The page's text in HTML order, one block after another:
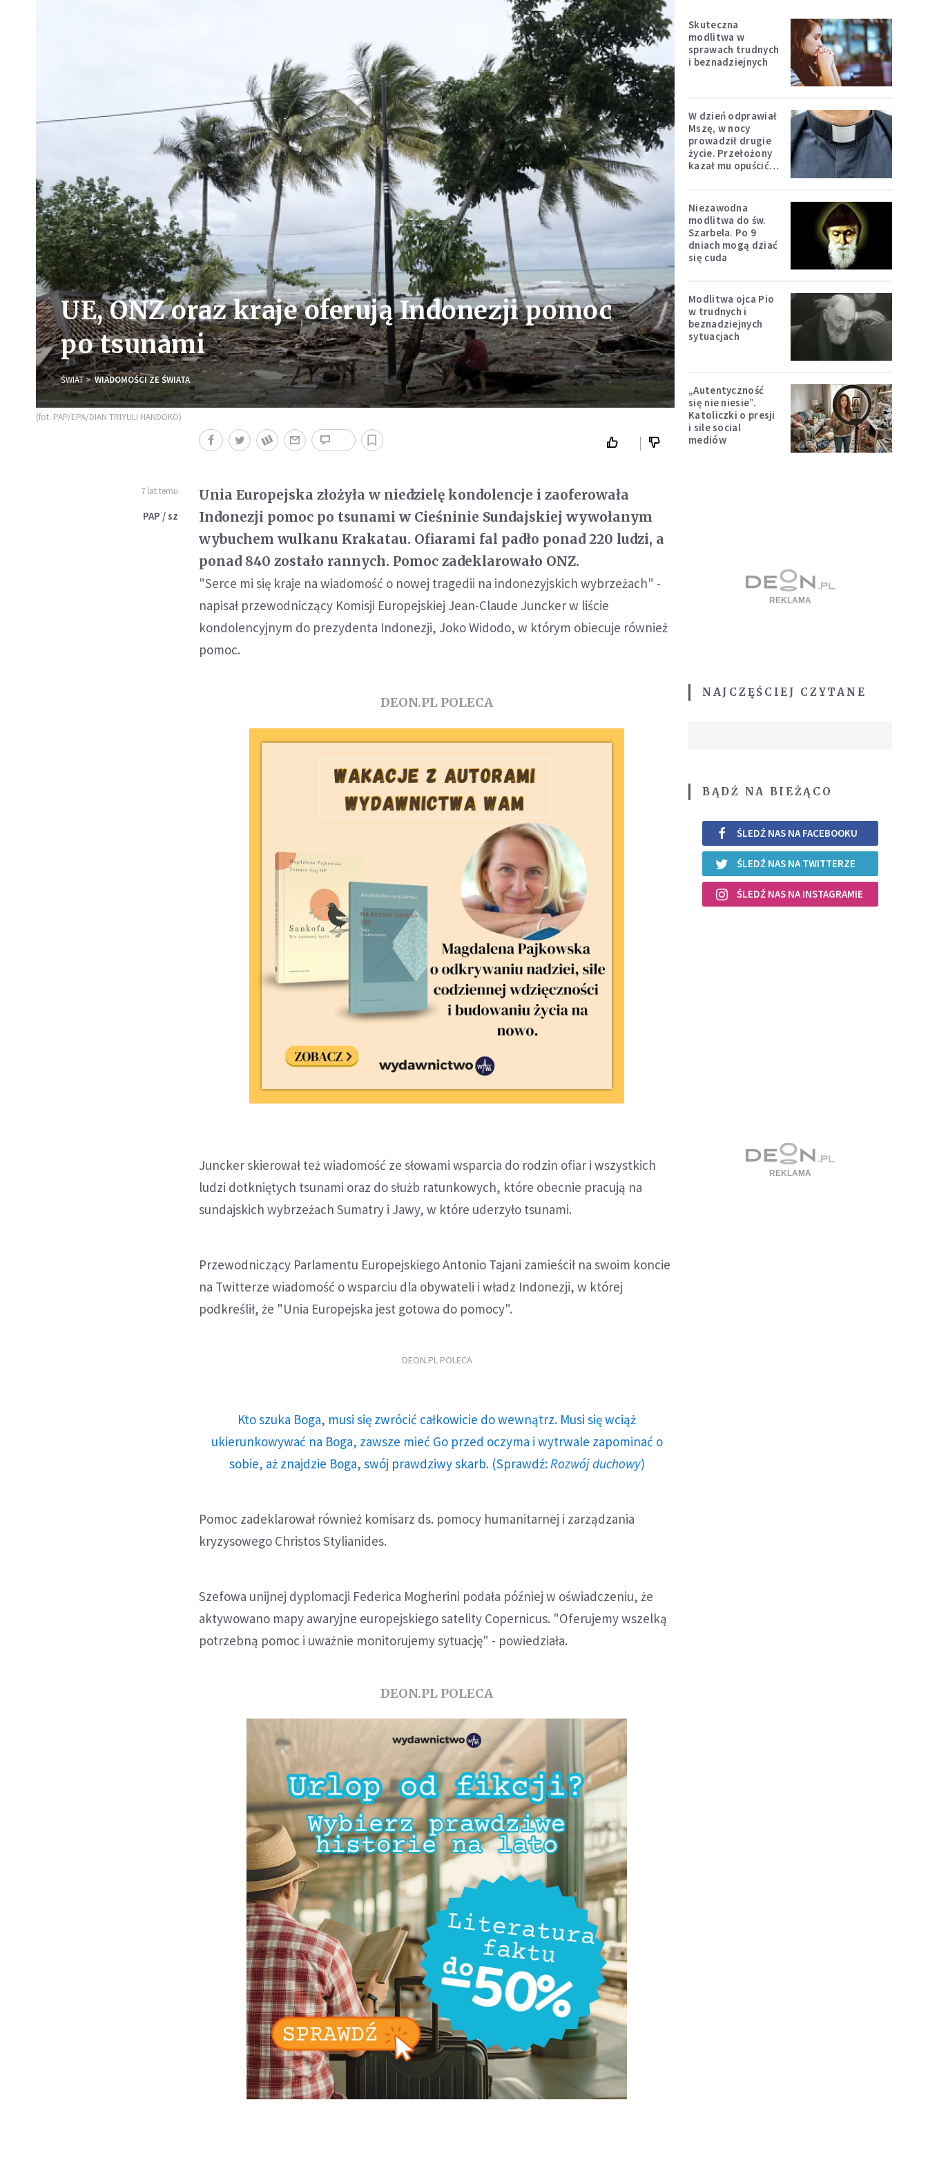
UE, ONZ oraz kraje oferują Indonezji pomoc
po tsunami
ŚWIAT WIADOMOŚCI ZE ŚWIATA
(fot. PAP/EPA/DIAN TRIYULI HANDOKO)
7 lat temu
PAP / sz
Unia Europejska złożyła w niedzielę kondolencje i zaoferowała
Indonezji pomoc po tsunami w Cieśninie Sundajskiej wywołanym
wybuchem wulkanu Krakatau. Ofiarami fal padło ponad 220 ludzi, a
ponad 840 zostało rannych. Pomoc zadeklarowało ONZ.
"Serce mi się kraje na wiadomość o nowej tragedii na indonezyjskich wybrzeżach" -
napisał przewodniczący Komisji Europejskiej Jean-Claude Juncker w liście
kondolencyjnym do prezydenta Indonezji, Joko Widodo, w którym obiecuje również
pomoc.
DEON.PL POLECA
Juncker skierował też wiadomość ze słowami wsparcia do rodzin ofiar i wszystkich
ludzi dotkniętych tsunami oraz do służb ratunkowych, które obecnie pracują na
sundajskich wybrzeżach Sumatry i Jawy, w które uderzyło tsunami.
Przewodniczący Parlamentu Europejskiego Antonio Tajani zamieścił na swoim koncie
na Twitterze wiadomość o wsparciu dla obywateli i władz Indonezji, w której
podkreślił, że "Unia Europejska jest gotowa do pomocy".
DEON.PL POLECA
Kto szuka Boga, musi się zwrócić całkowicie do wewnątrz. Musi się wciąż
ukierunkowywać na Boga, zawsze mieć Go przed oczyma i wytrwale zapominać o
sobie, aż znajdzie Boga, swój prawdziwy skarb. (Sprawdź: Rozwój duchowy)
Pomoc zadeklarował również komisarz ds. pomocy humanitarnej i zarządzania
kryzysowego Christos Stylianides.
Szefowa unijnej dyplomacji Federica Mogherini podała później w oświadczeniu, że
aktywowano mapy awaryjne europejskiego satelity Copernicus. "Oferujemy wszelką
potrzebną pomoc i uważnie monitorujemy sytuację" - powiedziała.
DEON.PL POLECA
Skuteczna
modlitwa w
sprawach trudnych
i beznadziejnych
W dzień odprawiał
Mszę, w nocy
prowadził drugie
życie. Przełożony
kazał mu opuścić
Niezawodna
modlitwa do św.
Szarbela. Po 9
dniach mogą dziać
się cuda
Modlitwa ojca Pio
w trudnych i
beznadziejnych
sytuacjach
„Autentyczność
się nie niesie”.
Katoliczki o presji
i sile social
mediów
NAJCZĘŚCIEJ CZYTANE
BĄDŹ NA BIEŻĄCO
ŚLEDŹ NAS NA FACEBOOKU
ŚLEDŹ NAS NA TWITTERZE
ŚLEDŹ NAS NA INSTAGRAMIE